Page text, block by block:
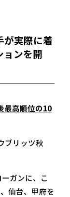
が実際に着
ョンを開
最高順位の10
ブリッツ秋
ガンに、こ
仙台、甲府を